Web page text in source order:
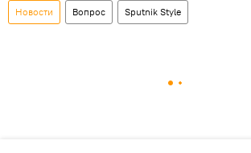
Новости Вопрос Sputnik Style